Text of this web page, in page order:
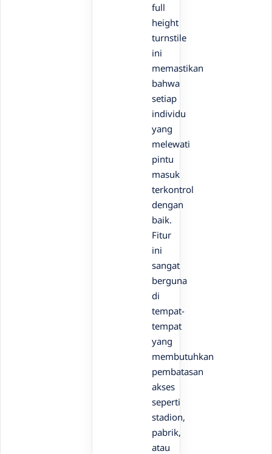
full
height
turnstile
ini
memastikan
bahwa
setiap
individu
yang
melewati
pintu
masuk
terkontrol
dengan
baik.
Fitur
ini
sangat
berguna
di
tempat-
tempat
yang
membutuhkan
pembatasan
akses
seperti
stadion,
pabrik,
atau